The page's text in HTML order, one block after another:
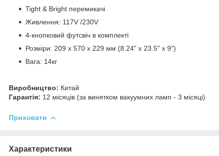
Tight & Bright перемикачі
Живлення: 117V /230V
4-кнопковий футсвіч в комплекті
Розміри: 209 х 570 х 229 мм (8.24" x 23.5" x 9")
Вага: 14кг
Виробництво: Китай
Гарантія: 12 місяців (за винятком вакуумних ламп - 3 місяці)
Приховати
Характеристики